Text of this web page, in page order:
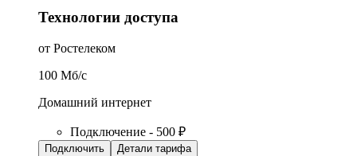
Технологии доступа
от Ростелеком
100 Мб/c
Домашний интернет
Подключение - 500 ₽
Подключить
Детали тарифа